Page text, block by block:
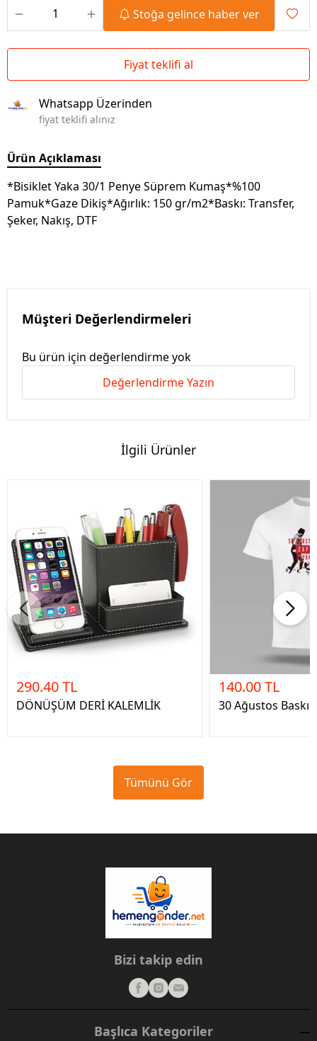
Stoğa gelince haber ver
Fiyat teklifi al
Whatsapp Üzerinden
fiyat teklifi alınız
Ürün Açıklaması
*Bisiklet Yaka 30/1 Penye Süprem Kumaş*%100
Pamuk*Gaze Dikiş*Ağırlık: 150 gr/m2*Baskı: Transfer,
Şeker, Nakış, DTF
Müşteri Değerlendirmeleri
Bu ürün için değerlendirme yok
Değerlendirme Yazın
İlgili Ürünler
290.40 TL
DÖNÜŞÜM DERİ KALEMLİK
140.00 TL
30 Ağustos
Tümünü Gör
Bizi takip edin
Başlıca Kategoriler